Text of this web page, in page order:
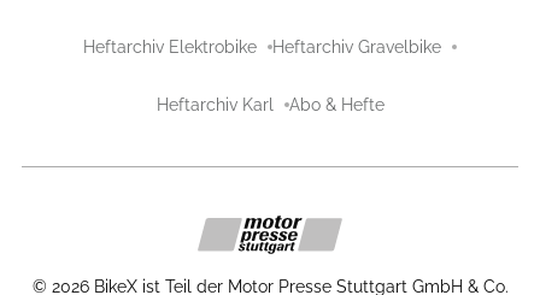
Heftarchiv Elektrobike Heftarchiv Gravelbike
Heftarchiv Karl Abo & Hefte
© 2026 BikeX ist Teil der Motor Presse Stuttgart GmbH & Co.